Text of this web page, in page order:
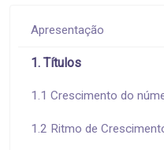
Apresentação
1. Títulos
1.1 Crescimento do
1.2 Ritmo de